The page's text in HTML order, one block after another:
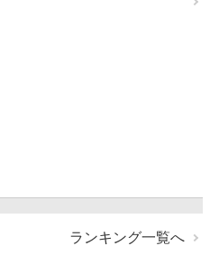
ランキング一覧へ